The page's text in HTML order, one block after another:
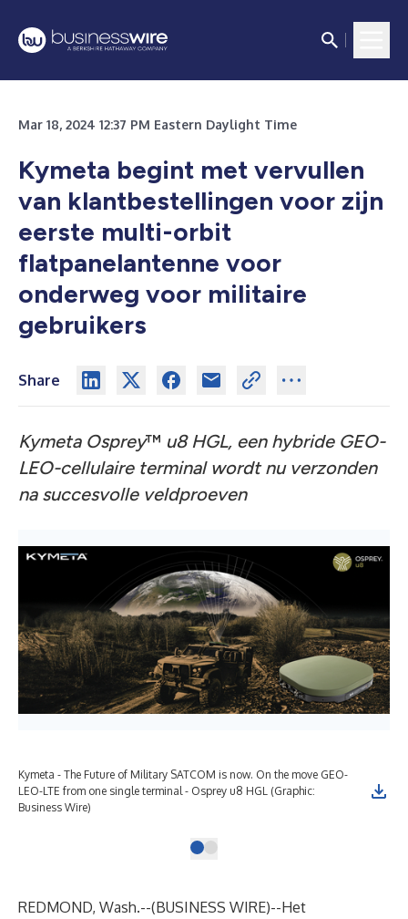
Mar 18, 2024 12:37 PM Eastern Daylight Time
Kymeta begint met vervullen
van klantbestellingen voor zijn
eerste multi-orbit
flatpanelantenne voor
onderweg voor militaire
gebruikers
Share
Kymeta Osprey™ u8 HGL, een hybride GEO-
LEO-cellulaire terminal wordt nu verzonden
na succesvolle veldproeven
Kymeta - The Future of Military SATCOM is now. On the move GEO-
LEO-LTE from one single terminal - Osprey u8 HGL (Graphic:
Business Wire)
REDMOND, Wash.--(BUSINESS WIRE)--Het